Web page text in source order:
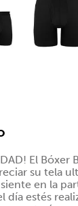
El
su tela
en la
día estés